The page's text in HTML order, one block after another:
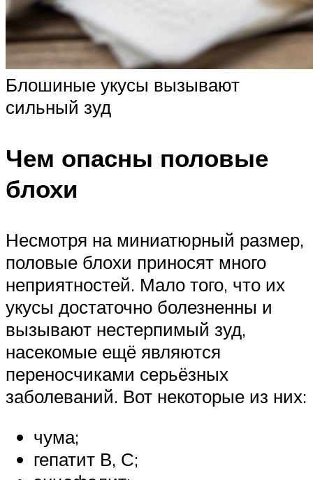
Блошиные укусы вызывают
сильный зуд
Чем опасны половые
блохи
Несмотря на миниатюрный размер,
половые блохи приносят много
неприятностей. Мало того, что их
укусы достаточно болезненны и
вызывают нестерпимый зуд,
насекомые ещё являются
переносчиками серьёзных
заболеваний. Вот некоторые из них:
чума;
гепатит В, С;